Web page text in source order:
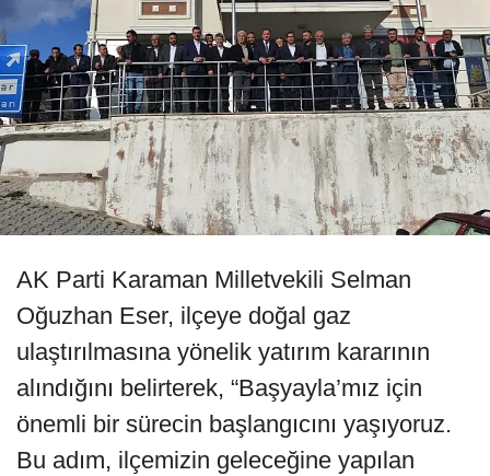
AK Parti Karaman Milletvekili Selman
Oğuzhan Eser, ilçeye doğal gaz
ulaştırılmasına yönelik yatırım kararının
alındığını belirterek, “Başyayla’mız için
önemli bir sürecin başlangıcını yaşıyoruz.
Bu adım, ilçemizin geleceğine yapılan